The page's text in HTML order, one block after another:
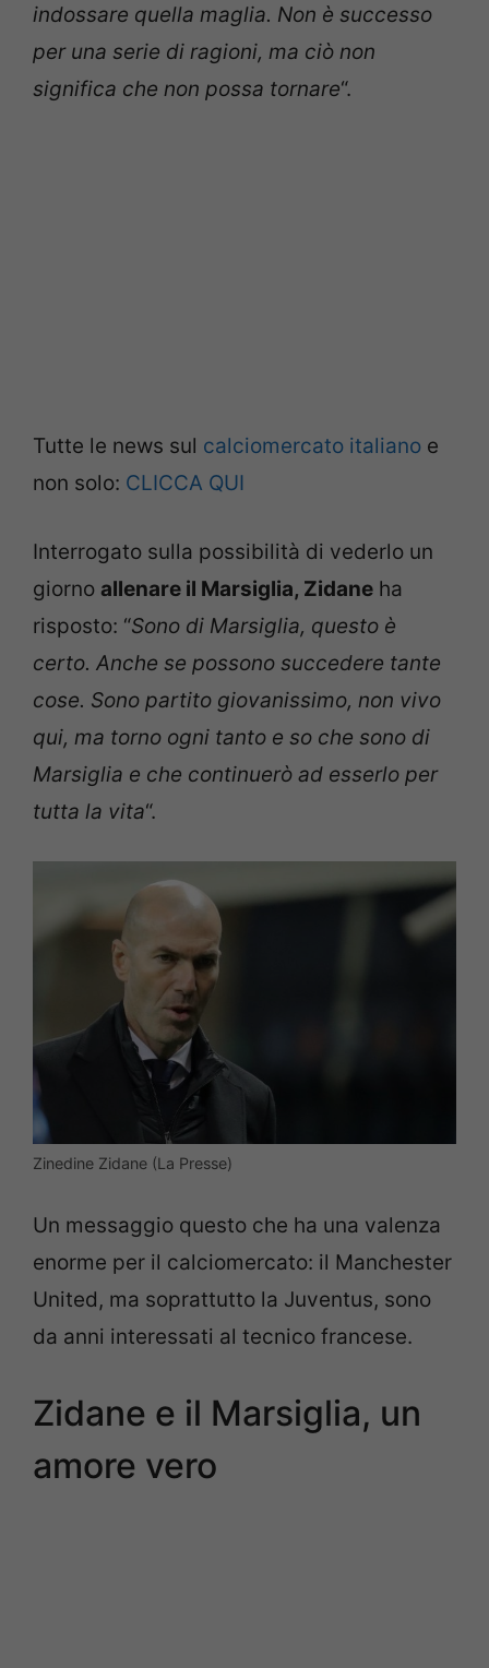
indossare quella maglia. Non è successo
per una serie di ragioni, ma ciò non
significa che non possa tornare“.
Tutte le news sul calciomercato italiano e
non solo: CLICCA QUI
Interrogato sulla possibilità di vederlo un
giorno allenare il Marsiglia, ​​Zidane ha
risposto: “Sono di Marsiglia, questo è
certo. Anche se possono succedere tante
cose. Sono partito giovanissimo, non vivo
qui, ma torno ogni tanto e so che sono di
Marsiglia e che continuerò ad esserlo per
tutta la vita“.
Zinedine Zidane (La Presse)
Un messaggio questo che ha una valenza
enorme per il calciomercato: il Manchester
United, ma soprattutto la Juventus, sono
da anni interessati al tecnico francese.
Zidane e il Marsiglia, un
amore vero